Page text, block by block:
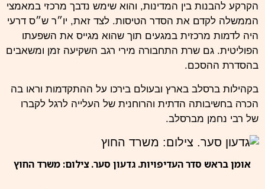
הקרקע להבנות בין המדינות, והוא שימש נדבך מרכזי במאמצי
הממשלה לקדם את הסדר הטיסות. לצד זאת, יו״ר ש״ס דרעי
היה לדמות מרכזית במגעים תוך שהוא מגייס את השפעתו
הפוליטית. גם שרת התחבורה מירי רגב השקיעה זמן ומשאבים
בהסדרת ההסכם.
בקהילותברסלב בארץ ובעולם בירכו על ההתקדמות וראו בה
הכרה בחשיבותה הדתית והרוחנית של העלייה לרגל לקברו
של רבי נחמן מברסלב.
אומן בראש סדר העדיפויות. גדעון סער. צילום: משרד החוץ